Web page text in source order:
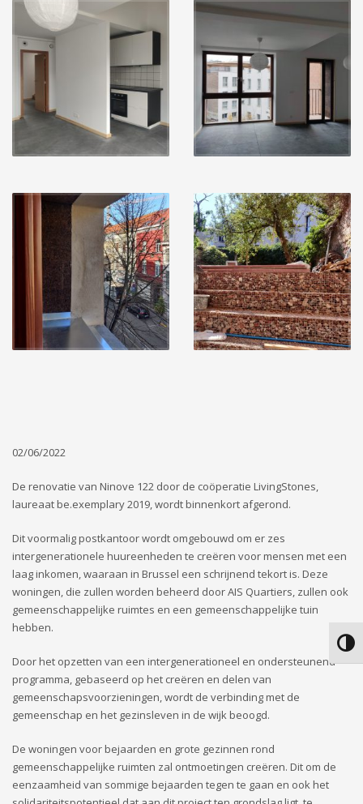
02/06/2022
De renovatie van Ninove 122 door de coöperatie LivingStones,
laureaat be.exemplary 2019, wordt binnenkort afgerond.
Dit voormalig postkantoor wordt omgebouwd om er zes
intergenerationele huureenheden te creëren voor mensen met een
laag inkomen, waaraan in Brussel een schrijnend tekort is. Deze
woningen, die zullen worden beheerd door AIS Quartiers, zullen ook
gemeenschappelijke ruimtes en een gemeenschappelijke tuin
hebben.
Door het opzetten van een intergenerationeel en ondersteunend
programma, gebaseerd op het creëren en delen van
gemeenschapsvoorzieningen, wordt de verbinding met de
gemeenschap en het gezinsleven in de wijk beoogd.
De woningen voor bejaarden en grote gezinnen rond
gemeenschappelijke ruimten zal ontmoetingen creëren. Dit om de
eenzaamheid van sommige bejaarden tegen te gaan en ook het